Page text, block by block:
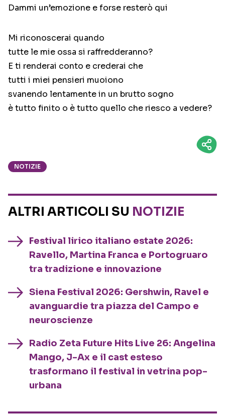
Dammi un’emozione e forse resterò qui
Mi riconoscerai quando
tutte le mie ossa si raffredderanno?
E ti renderai conto e crederai che
tutti i miei pensieri muoiono
svanendo lentamente in un brutto sogno
è tutto finito o è tutto quello che riesco a vedere?
NOTIZIE
ALTRI ARTICOLI SU NOTIZIE
Festival lirico italiano estate 2026:
Ravello, Martina Franca e Portogruaro
tra tradizione e innovazione
Siena Festival 2026: Gershwin, Ravel e
avanguardie tra piazza del Campo e
neuroscienze
Radio Zeta Future Hits Live 26: Angelina
Mango, J-Ax e il cast esteso
trasformano il festival in vetrina pop-
urbana